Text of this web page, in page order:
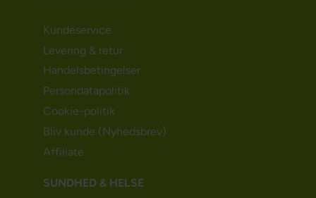
Kundeservice
Levering & retur
Handelsbetingelser
Persondatapolitik
Cookie-politik
Bliv kunde (Nyhedsbrev)
Affiliate
SUNDHED & HELSE